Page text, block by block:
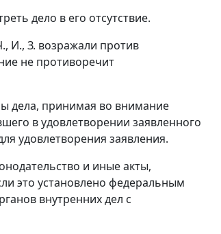
дело в его отсутствие.
И., З. возражали против
не противоречит
дела, принимая во внимание
в удовлетворении заявленного
удовлетворения заявления.
и иные акты,
это установлено федеральным
внутренних дел с